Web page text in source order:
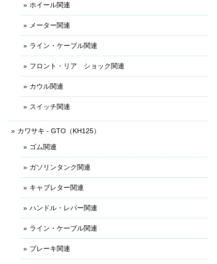
ホイール関連
メーター関連
ライン・ケーブル関連
フロント・リア ショック関連
カウル関連
スイッチ関連
カワサキ - GTO（KH125）
ゴム関連
ガソリンタンク関連
キャブレター関連
ハンドル・レバー関連
ライン・ケーブル関連
ブレーキ関連